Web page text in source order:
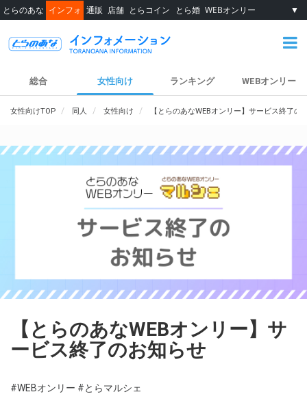
とらのあな インフォ 通販 店舗 とらコイン とら婚 WEBオンリー ▼
総合 女性向け ランキング WEBオンリー
女性向けTOP 同人 女性向け 【とらのあなWEBオンリー】サービス終了の
【とらのあなWEBオンリー】サ
ービス終了のお知らせ
#WEBオンリー #とらマルシェ